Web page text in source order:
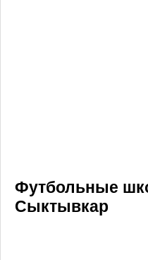
Футбольные
Сыктывкар